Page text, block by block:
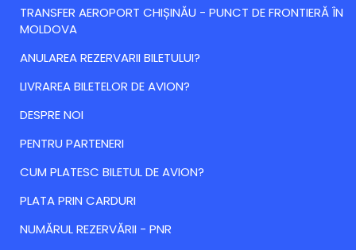
TRANSFER AEROPORT CHIȘINĂU - PUNCT DE FRONTIERĂ ÎN
MOLDOVA
ANULAREA REZERVARII BILETULUI?
LIVRAREA BILETELOR DE AVION?
DESPRE NOI
PENTRU PARTENERI
CUM PLATESC BILETUL DE AVION?
PLATA PRIN CARDURI
NUMĂRUL REZERVĂRII - PNR